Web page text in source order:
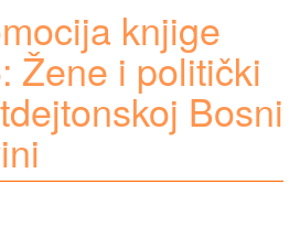
knjige
Žene i politički
Bosni